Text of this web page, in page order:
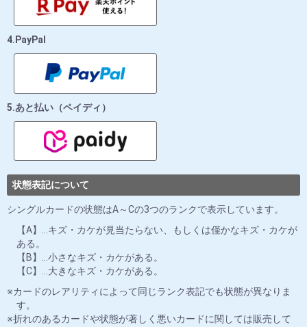
4.PayPal
5.あと払い（ペイディ）
状態表記について
シングルカードの状態はA～Cの3つのランクで表示しています。
【A】…キズ・カケが見当たらない、もしくは僅かなキズ・カケが
ある。
【B】…小さなキズ・カケがある。
【C】…大きなキズ・カケがある。
カードのレアリティによって同じランク表記でも状態が異なりま
す。
折れのあるカードや状態が著しく悪いカードに関しては販売して